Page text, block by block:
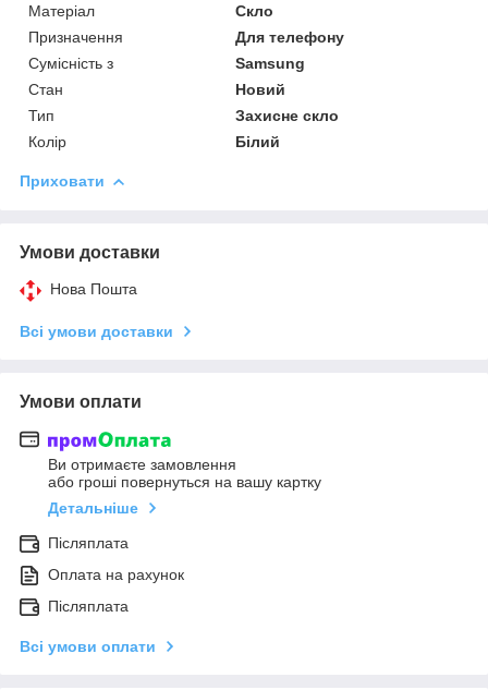
Матеріал
Скло
Призначення
Для телефону
Сумісність з
Samsung
Стан
Новий
Тип
Захисне скло
Колір
Білий
Приховати
Умови доставки
Нова Пошта
Всі умови доставки
Умови оплати
Ви отримаєте замовлення
або гроші повернуться на вашу картку
Детальніше
Післяплата
Оплата на рахунок
Післяплата
Всі умови оплати